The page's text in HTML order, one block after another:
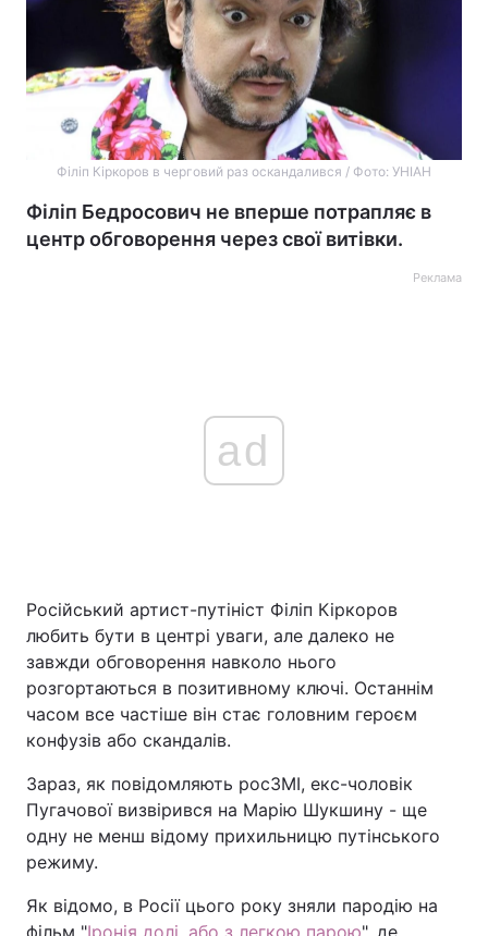
Філіп Кіркоров в черговий раз оскандалився / Фото: УНІАН
Філіп Бедросович не вперше потрапляє в
центр обговорення через свої витівки.
Реклама
ad
Російський артист-путініст Філіп Кіркоров
любить бути в центрі уваги, але далеко не
завжди обговорення навколо нього
розгортаються в позитивному ключі. Останнім
часом все частіше він стає головним героєм
конфузів або скандалів.
Зараз, як повідомляють росЗМІ, екс-чоловік
Пугачової визвірився на Марію Шукшину - ще
одну не менш відому прихильницю путінського
режиму.
Як відомо, в Росії цього року зняли пародію на
фільм "Іронія долі, або з легкою парою", де